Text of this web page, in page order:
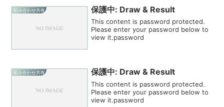
組み合わせ共有 保護中: Draw & Result
This content is password protected.
Please enter your password below to
view it.password
組み合わせ共有 保護中: Draw & Result
This content is password protected.
Please enter your password below to
view it.password